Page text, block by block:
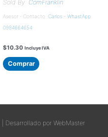
Sold By: ComFranklin
Asesor - Contacto: Carlos - WhastApp
0984664654
$10.30 Incluye IVA
Comprar
| Desarrollado por WebMaster